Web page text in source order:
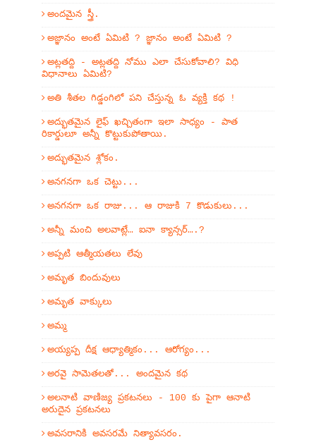
అందమైన స్త్రీ.
అజ్ఞానం అంటే ఏమిటి ? జ్ఞానం అంటే ఏమిటి ?
అట్లతద్ది - అట్లతద్ది నోము ఎలా చేసుకోవాలి? విధి
విధానాలు ఏమిటి?
అతి శీతల గిడ్డంగిలో పని చేస్తున్న ఓ వ్యక్తి కథ !
అద్భుతమైన లైఫ్ ఖచ్చితంగా ఇలా సాధ్యం - పాత
రికార్డులూ అన్నీ కొట్టుకుపోతాయి.
అద్భుతమైన శ్లోకం.
అనగనగా ఒక చెట్టు...
అనగనగా ఒక రాజు... ఆ రాజుకి 7 కొడుకులు...
అన్నీ మంచి అలవాట్లే… ఐనా క్యాన్సర్….?
అప్పటి ఆత్మీయతలు లేవు
అమృత బిందువులు
అమృత వాక్కులు
అమ్మ
అయ్యప్ప దీక్ష ఆధ్యాత్మికం... ఆరోగ్యం...
అరవై సామెతలతో... అందమైన కథ
అలనాటి వాణిజ్య ప్రకటనలు - 100 కు పైగా ఆనాటి
అరుదైన ప్రకటనలు
అవసరానికి అవసరమే నిత్యావసరం.